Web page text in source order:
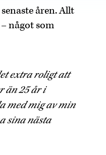
åren. Allt
något som
extra roligt att
än 25 år i
med mig av min
sina nästa